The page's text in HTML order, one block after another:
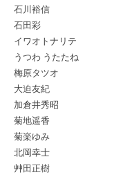
石川裕信
石田彩
イワオトナリテ
うつわ うたたね
梅原タツオ
大迫友紀
加倉井秀昭
菊地遥香
菊楽ゆみ
北岡幸士
艸田正樹